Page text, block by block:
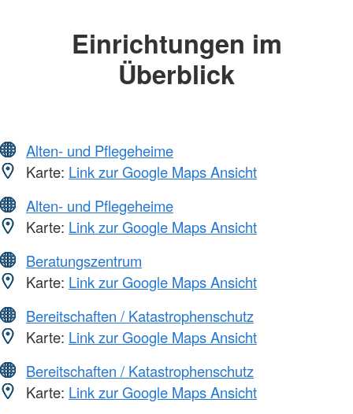
Einrichtungen im
Überblick
Alten- und Pflegeheime
Karte: Link zur Google Maps Ansicht
Alten- und Pflegeheime
Karte: Link zur Google Maps Ansicht
Beratungszentrum
Karte: Link zur Google Maps Ansicht
Bereitschaften / Katastrophenschutz
Karte: Link zur Google Maps Ansicht
Bereitschaften / Katastrophenschutz
Karte: Link zur Google Maps Ansicht